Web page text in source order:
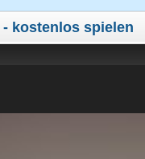
- kostenlos spielen